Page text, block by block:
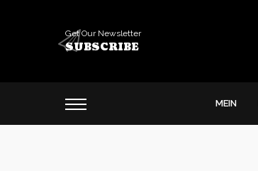
Get Our Newsletter
SUBSCRIBE
MEIN